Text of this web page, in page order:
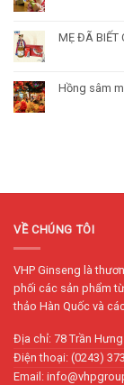
MẸ ĐÃ BIẾT
Hồng sâm
VỀ CHÚNG TÔI
VHP Ginseng là
phối các sản phẩm
thảo Hàn Quốc và
Địa chỉ: 78 Trần
Điện thoại: (0243)
Email: